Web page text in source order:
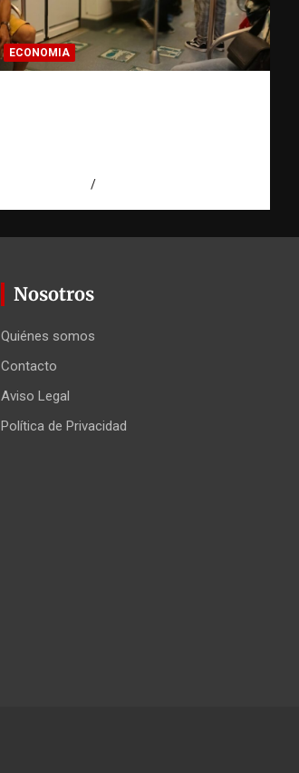
ECONOMIA
Nosotros
Quiénes somos
Contacto
Aviso Legal
Política de Privacidad